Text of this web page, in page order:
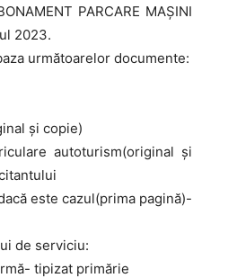
PARCARE MAȘINI
2023.
următoarelor documente:
și copie)
autoturism(original și
este cazul(prima pagină)-
de serviciu:
tipizat primărie